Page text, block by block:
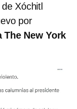
Xóchitl
por
The New York